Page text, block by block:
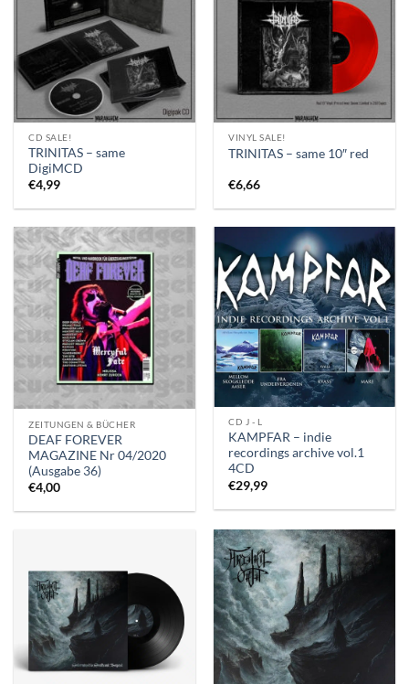
CD SALE!
TRINITAS – same
DigiMCD
€4,99
VINYL SALE!
TRINITAS – same 10″ red
€6,66
ZEITUNGEN & BÜCHER
DEAF FOREVER
MAGAZINE Nr 04/2020
(Ausgabe 36)
€4,00
CD J - L
KAMPFAR – indie
recordings archive vol.1
4CD
€29,99